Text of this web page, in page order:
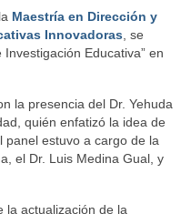
Maestría en Dirección y
Innovadoras , se
Educativa” en
la presencia del Dr. Yehuda
quién enfatizó la idea de
panel estuvo a cargo de la
el Dr. Luis Medina Gual, y
la actualización de la